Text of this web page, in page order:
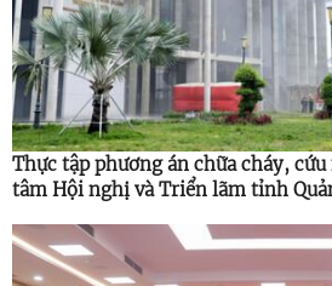
Thực tập phương án chữa cháy,
tâm Hội nghị và Triển lãm tỉnh